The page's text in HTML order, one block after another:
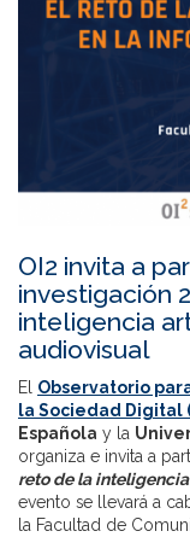
OI2 invita a
investigación
inteligencia
audiovisual
El Observatorio
la Sociedad Digital
Española y la
organiza e invita a
reto de la
evento se llevará a
la Facultad de